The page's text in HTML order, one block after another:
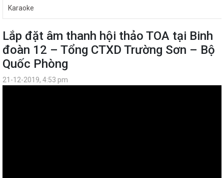
Karaoke
Lắp đặt âm thanh hội thảo TOA tại Binh
đoàn 12 – Tổng CTXD Trường Sơn – Bộ
Quốc Phòng
21-12-2019, 4:53 pm